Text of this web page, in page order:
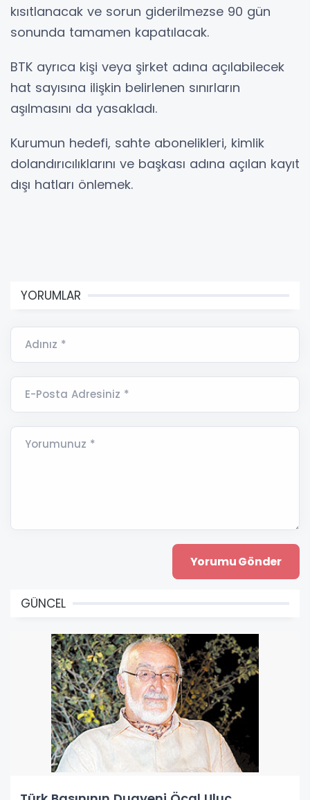
kısıtlanacak ve sorun giderilmezse 90 gün
sonunda tamamen kapatılacak.
BTK ayrıca kişi veya şirket adına açılabilecek
hat sayısına ilişkin belirlenen sınırların
aşılmasını da yasakladı.
Kurumun hedefi, sahte abonelikleri, kimlik
dolandırıcılıklarını ve başkası adına açılan kayıt
dışı hatları önlemek.
YORUMLAR
Adınız *
E-Posta Adresiniz *
Yorumunuz *
GÜNCEL